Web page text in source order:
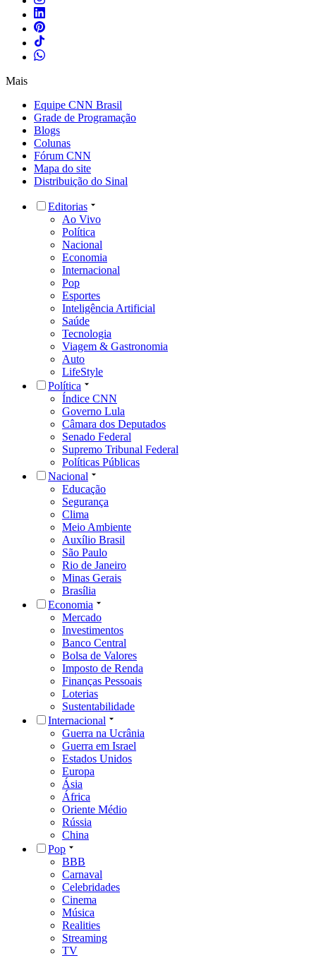
Mais
Equipe CNN Brasil
Grade de Programação
Blogs
Colunas
Fórum CNN
Mapa do site
Distribuição do Sinal
Editorias
Ao Vivo
Política
Nacional
Economia
Internacional
Pop
Esportes
Inteligência Artificial
Saúde
Tecnologia
Viagem & Gastronomia
Auto
LifeStyle
Política
Índice CNN
Governo Lula
Câmara dos Deputados
Senado Federal
Supremo Tribunal Federal
Políticas Públicas
Nacional
Educação
Segurança
Clima
Meio Ambiente
Auxílio Brasil
São Paulo
Rio de Janeiro
Minas Gerais
Brasília
Economia
Mercado
Investimentos
Banco Central
Bolsa de Valores
Imposto de Renda
Finanças Pessoais
Loterias
Sustentabilidade
Internacional
Guerra na Ucrânia
Guerra em Israel
Estados Unidos
Europa
Ásia
África
Oriente Médio
Rússia
China
Pop
BBB
Carnaval
Celebridades
Cinema
Música
Realities
Streaming
TV